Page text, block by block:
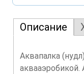
Описание
Аквапалка
аквааэробикой.